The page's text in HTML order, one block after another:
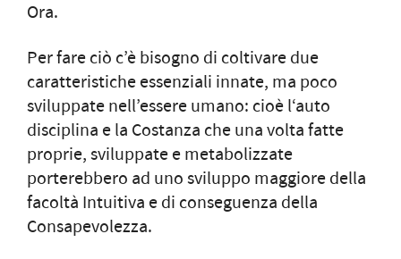
Ora.
Per fare ciò c’è bisogno di coltivare due
caratteristiche essenziali innate, ma poco
sviluppate nell’essere umano: cioè l‘auto
disciplina e la Costanza che una volta fatte
proprie, sviluppate e metabolizzate
porterebbero ad uno sviluppo maggiore della
facoltà Intuitiva e di conseguenza della
Consapevolezza.